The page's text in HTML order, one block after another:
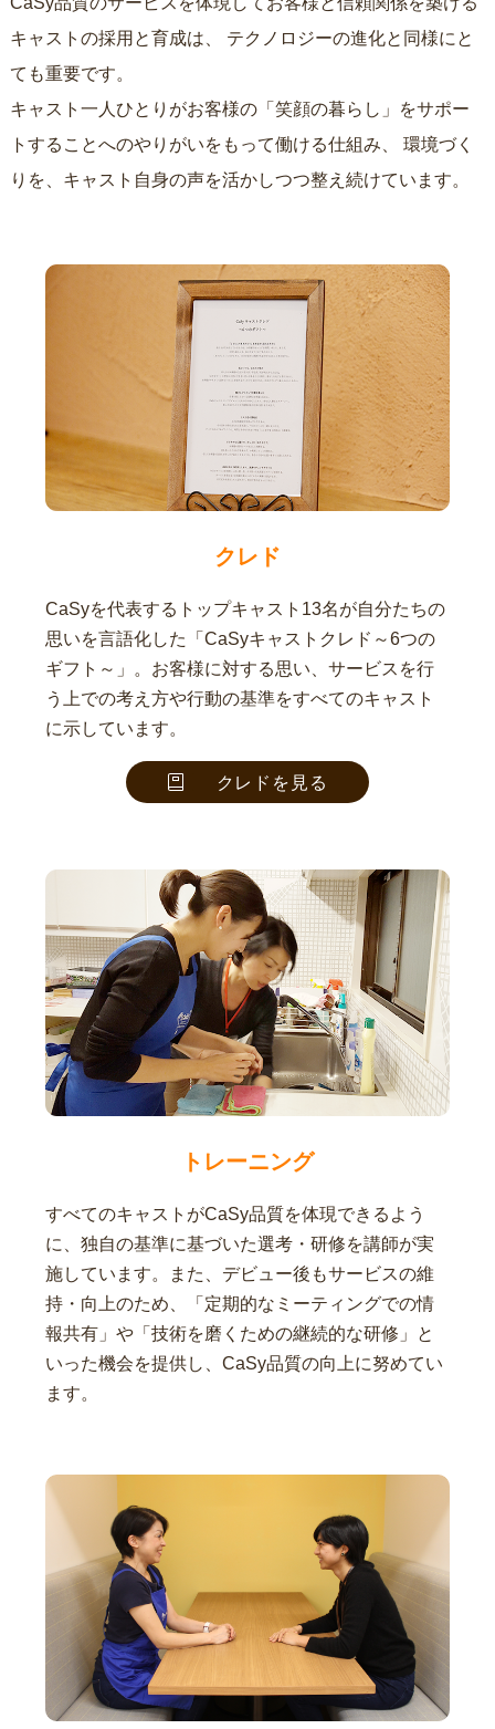
キャストの採用と育成は、
ても重要です。
キャスト一人ひとりがお客様の「笑顔の暮らし」をサポー
トすることへのやりがいをもって働ける仕組み、
りを、キャスト自身の声を活かしつつ整え続けています。
クレド
CaSyを代表するトップキャスト13名が自分たちの
思いを言語化した「CaSyキャストクレド～6つの
ギフト～」。お客様に対する思い、サービスを行
う上での考え方や行動の基準をすべてのキャスト
に示しています。
クレドを見る
トレーニング
すべてのキャストがCaSy品質を体現できるよう
に、独自の基準に基づいた選考・研修を講師が実
施しています。また、デビュー後もサービスの維
持・向上のため、「定期的なミーティングでの情
報共有」や「技術を磨くための継続的な研修」と
いった機会を提供し、CaSy品質の向上に努めてい
ます。